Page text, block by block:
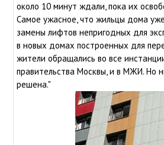
около 10 минут ждали, пока их
Самое ужасное, что жильцы дома
замены лифтов непригодных для
в новых домах построенных для
жители обращались во все
правительства Москвы, и в МЖИ. Но
решена."